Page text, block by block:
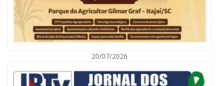
Ambiental reforça descarte sustentável com envio de 330 quilos de
pilhas à logística reversa
GERAL
20/07/2026